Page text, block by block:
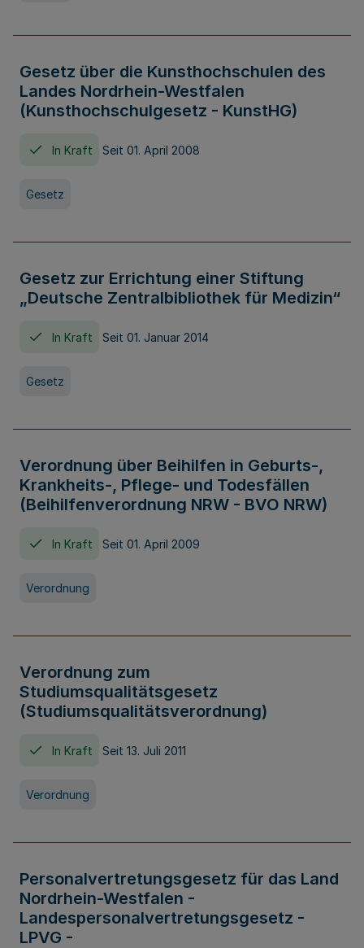
Gesetz über die Kunsthochschulen des
Landes Nordrhein-Westfalen
(Kunsthochschulgesetz - KunstHG)
In Kraft Seit 01. April 2008
Gesetz
Gesetz zur Errichtung einer Stiftung
„Deutsche Zentralbibliothek für Medizin“
In Kraft Seit 01. Januar 2014
Gesetz
Verordnung über Beihilfen in Geburts-,
Krankheits-, Pflege- und Todesfällen
(Beihilfenverordnung NRW - BVO NRW)
In Kraft Seit 01. April 2009
Verordnung
Verordnung zum
Studiumsqualitätsgesetz
(Studiumsqualitätsverordnung)
In Kraft Seit 13. Juli 2011
Verordnung
Personalvertretungsgesetz für das Land
Nordrhein-Westfalen -
Landespersonalvertretungsgesetz -
LPVG -